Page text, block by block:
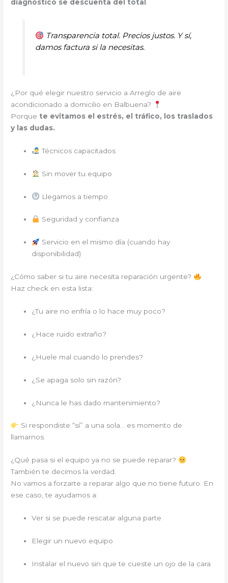
diagnóstico se descuenta del total
Transparencia total. Precios justos. Y sí,
damos factura si la necesitas.
¿Por qué elegir nuestro servicio a Arreglo de aire
acondicionado a domicilio en Balbuena?
Porque te evitamos el estrés, el tráfico, los traslados
y las dudas.
Técnicos capacitados
Sin mover tu equipo
Llegamos a tiempo
Seguridad y confianza
Servicio en el mismo día (cuando hay
disponibilidad)
¿Cómo saber si tu aire necesita reparación urgente?
Haz check en esta lista:
¿Tu aire no enfría o lo hace muy poco?
¿Hace ruido extraño?
¿Huele mal cuando lo prendes?
¿Se apaga solo sin razón?
¿Nunca le has dado mantenimiento?
Si respondiste “sí” a una sola… es momento de
llamarnos.
¿Qué pasa si el equipo ya no se puede reparar?
También te decimos la verdad.
No vamos a forzarte a reparar algo que no tiene futuro. En
ese caso, te ayudamos a:
Ver si se puede rescatar alguna parte
Elegir un nuevo equipo
Instalar el nuevo sin que te cueste un ojo de la cara